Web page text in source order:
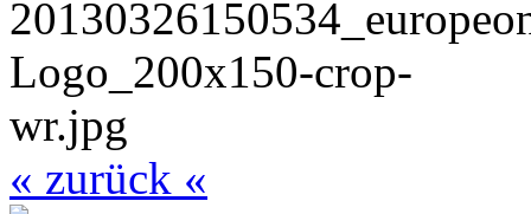
« zurück «